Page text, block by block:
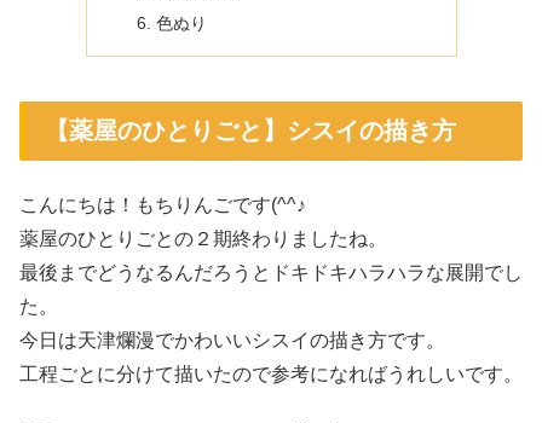
色ぬり
【薬屋のひとりごと】シスイの描き方
こんにちは！もちりんごです(^^♪
薬屋のひとりごとの２期終わりましたね。
最後までどうなるんだろうとドキドキハラハラな展開でし
た。
今日は天津爛漫でかわいいシスイの描き方です。
工程ごとに分けて描いたので参考になればうれしいです。